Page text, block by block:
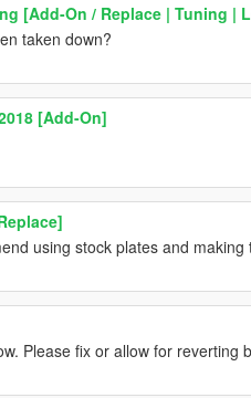
[Add-On / Replace | Tuning |
taken down?
[Add-On]
using stock plates and
Please fix or allow for reverting